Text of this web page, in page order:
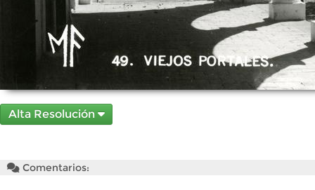
Alta Resolución
Comentarios: